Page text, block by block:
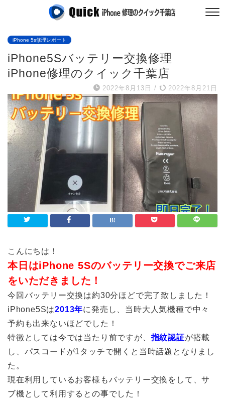
iPhone 5s修理レポート
iPhone5Sバッテリー交換修理
iPhone修理のクイック千葉店
2022年8月13日 / 2022年8月21日
こんにちは！
本日はiPhone 5Sのバッテリー交換でご来店
をいただきました！
今回バッテリー交換は約30分ほどで完了致しました！
iPhone5Sは2013年に発売し、当時大人気機種で中々
予約も出来ないほどでした！
特徴としては今では当たり前ですが、 指紋認証が搭載
し、パスコードが1タッチで開くと当時話題となりまし
た。
現在利用しているお客様もバッテリー交換をして、サ
ブ機として利用するとの事でした！